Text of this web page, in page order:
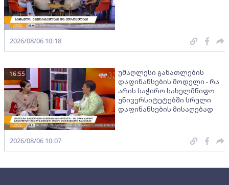
2026/08/06 10:18
უმაღლესი განათლების
დაფინანსების მოდელი - რა
არის საჭირო სახელმწიფო
უნივერსიტეტებში სრული
დაფინანსების მისაღებად
16:55
2026/08/06 10:07